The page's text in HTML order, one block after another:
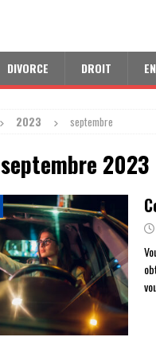
DIVORCE DROIT
2023 septembre
septembre 2023